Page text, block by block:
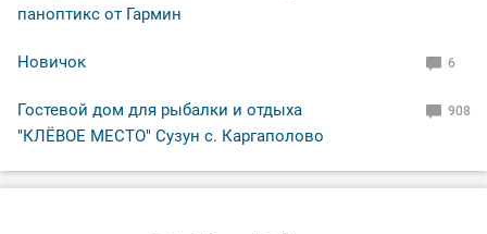
паноптикс от Гармин
Новичок 6
Гостевой дом для рыбалки и отдыха
"КЛЁВОЕ МЕСТО" Сузун с. Каргаполово
908